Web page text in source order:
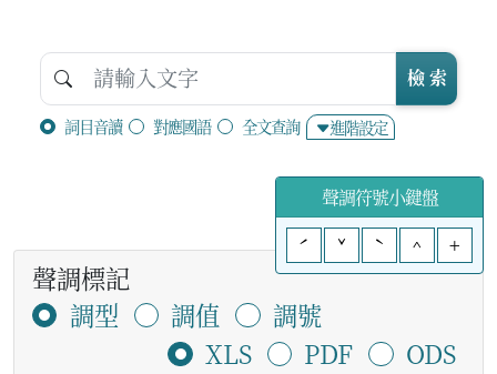
詞目音讀 對應國語 全文查詢 進階設定
檢 索
聲調符號小鍵盤
ˊ
ˇ ˋ ^ +
聲調標記
調型
調值
調號
XLS
PDF
ODS